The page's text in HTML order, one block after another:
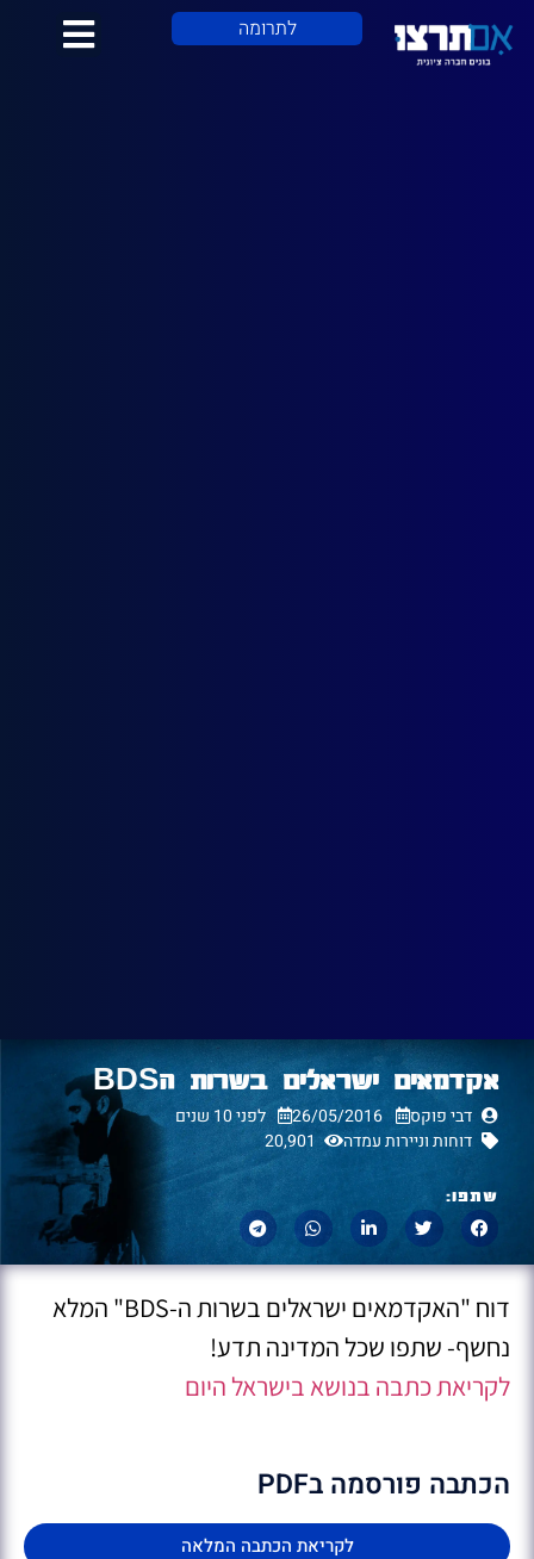
לתרומה
אקדמאים ישראלים בשרות הBDS
דבי פוקס 26/05/2016
לפני 10 שנים
דוחות וניירות עמדה
20,901
שתפו:
דוח "האקדמאים ישראלים בשרות ה-BDS" המלא
נחשף- שתפו שכל המדינה תדע!
לקריאת כתבה בנושא בישראל היום
הכתבה פורסמה בPDF
לקריאת הכתבה המלאה